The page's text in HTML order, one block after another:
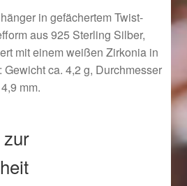
für Ostern 2015
für Ostern 2016
Ostern 2017
Ostern 2018
Ostern 2019
in gefächertem Twist-
aus 925 Sterling Silber,
mit einem weißen Zirkonia in
ca. 4,2 g, Durchmesser
mm.